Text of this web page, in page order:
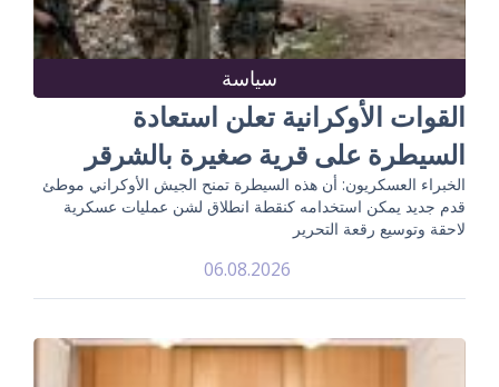
سياسة
القوات الأوكرانية تعلن استعادة
السيطرة على قرية صغيرة بالشرقر
الخبراء العسكريون: أن هذه السيطرة تمنح الجيش الأوكراني موطئ
قدم جديد يمكن استخدامه كنقطة انطلاق لشن عمليات عسكرية
لاحقة وتوسيع رقعة التحرير
06.08.2026